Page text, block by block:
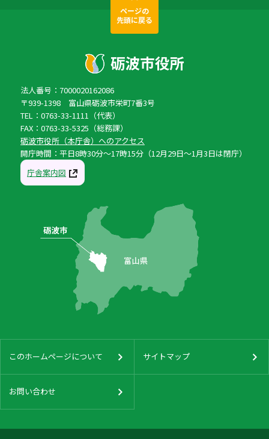
ページの
先頭に戻る
法人番号：7000020162086
〒939-1398 富山県砺波市栄町7番3号
TEL：0763-33-1111（代表）
FAX：0763-33-5325（総務課）
砺波市役所（本庁舎）へのアクセス
開庁時間：平日8時30分〜17時15分（12月29日〜1月3日は閉庁）
庁舎案内図
このホームページについて サイトマップ
お問い合わせ